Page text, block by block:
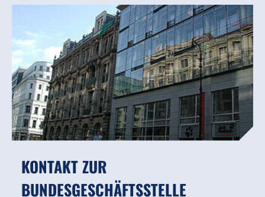
KONTAKT ZUR
BUNDESGESCHÄFTSSTELLE